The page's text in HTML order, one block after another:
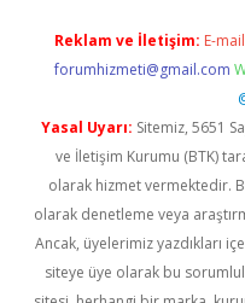
Reklam ve İletişim: E-
forumhizmeti@gmail.com
Yasal Uyarı: Sitemiz, 5651
ve İletişim Kurumu (BTK)
olarak hizmet vermektedir.
olarak denetleme veya
Ancak, üyelerimiz yazdıkları
siteye üye olarak bu